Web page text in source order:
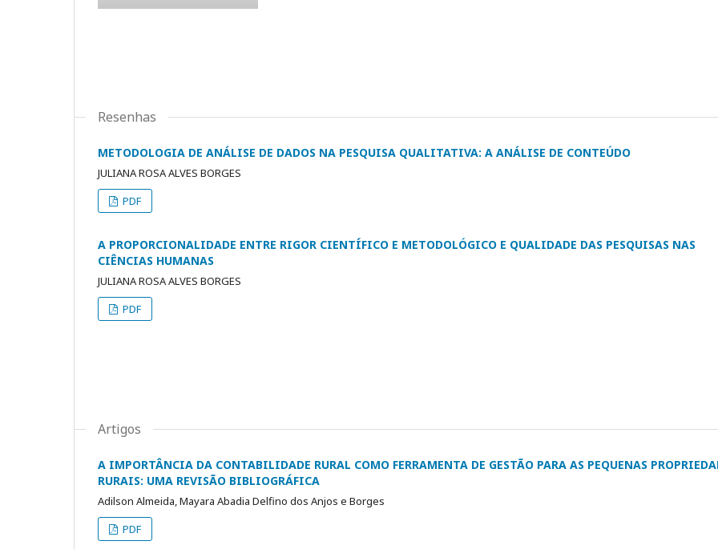
Resenhas
METODOLOGIA DE ANÁLISE DE DADOS NA PESQUISA QUALITATIVA: A ANÁLISE DE CONTEÚDO
JULIANA ROSA ALVES BORGES
PDF
A PROPORCIONALIDADE ENTRE RIGOR CIENTÍFICO E METODOLÓGICO E QUALIDADE DAS PESQUISAS NAS
CIÊNCIAS HUMANAS
JULIANA ROSA ALVES BORGES
PDF
Artigos
A IMPORTÂNCIA DA CONTABILIDADE RURAL COMO FERRAMENTA DE GESTÃO PARA AS PEQUENAS
RURAIS: UMA REVISÃO BIBLIOGRÁFICA
Adilson Almeida, Mayara Abadia Delfino dos Anjos e Borges
PDF